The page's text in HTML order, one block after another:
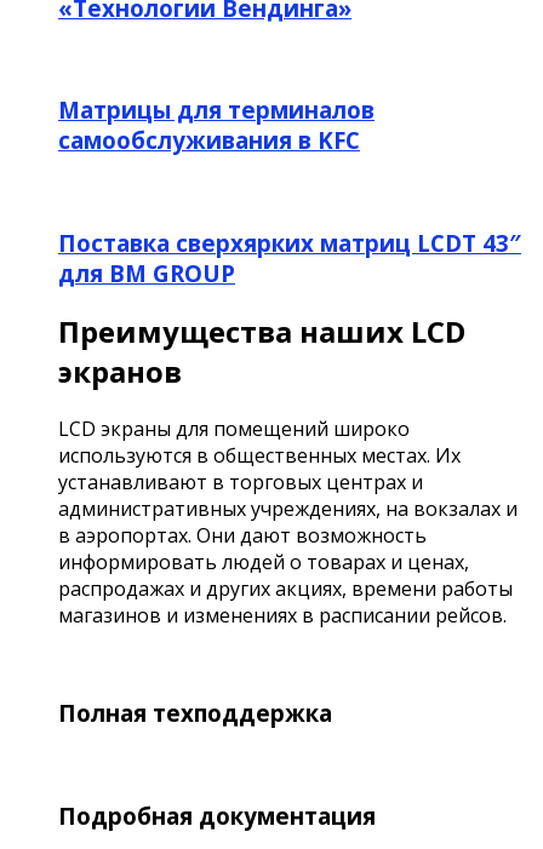
«Технологии Вендинга»
Матрицы для терминалов
самообслуживания в KFC
Поставка сверхярких матриц LCDT 43″
для BM GROUP
Преимущества наших LCD
экранов
LCD экраны для помещений широко
используются в общественных местах. Их
устанавливают в торговых центрах и
административных учреждениях, на вокзалах и
в аэропортах. Они дают возможность
информировать людей о товарах и ценах,
распродажах и других акциях, времени работы
магазинов и изменениях в расписании рейсов.
Полная техподдержка
Подробная документация